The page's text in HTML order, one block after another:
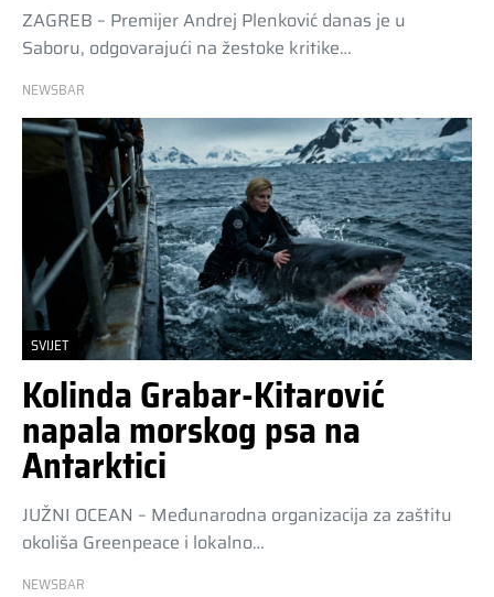
ZAGREB – Premijer Andrej Plenković danas je u
Saboru, odgovarajući na žestoke kritike…
NEWSBAR
SVIJET
Kolinda Grabar-Kitarović
napala morskog psa na
Antarktici
JUŽNI OCEAN – Međunarodna organizacija za zaštitu
okoliša Greenpeace i lokalno…
NEWSBAR